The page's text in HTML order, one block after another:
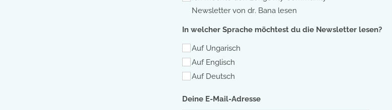
Newsletter von dr. Bana lesen
In welcher Sprache möchtest du die Newsletter lesen?
Auf Ungarisch
Auf Englisch
Auf Deutsch
Deine E-Mail-Adresse